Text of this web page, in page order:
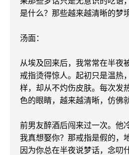
是什么？那些越来越清晰的梦
汤面：
从埃及回来后，我常常在半
戒指烫得惊人。起初只是温热
样，却从不灼伤皮肤。每次发
色的眼睛，越来越清晰，仿佛
前男友醉酒后闯来过一次。他
我真想娶你？那戒指是假的，
因为你总在半夜说梦话，念叨